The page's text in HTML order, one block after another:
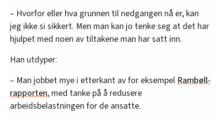
– Hvorfor eller hva grunnen til nedgangen nå er, kan
jeg ikke si sikkert. Men man kan jo tenke seg at det har
hjulpet med noen av tiltakene man har satt inn.
Han utdyper:
– Man jobbet mye i etterkant av for eksempelRambøll-
rapporten, med tanke på å redusere
arbeidsbelastningen for de ansatte.